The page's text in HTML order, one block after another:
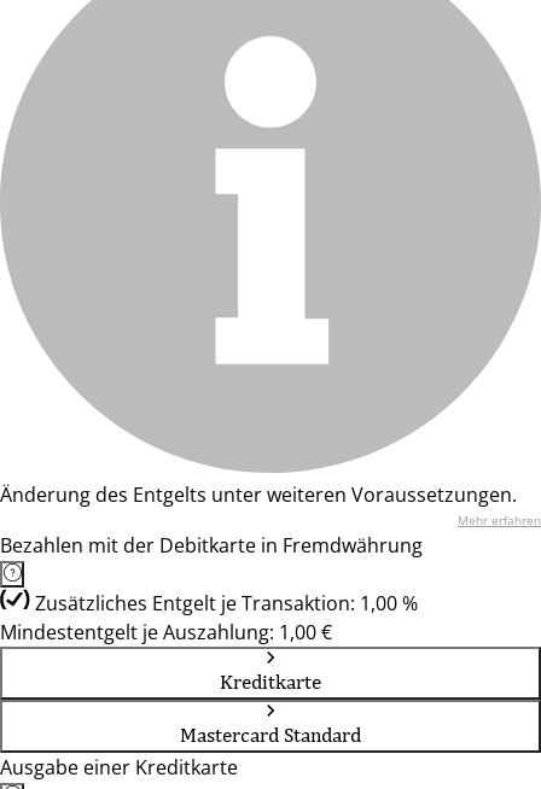
Änderung des Entgelts unter weiteren Voraussetzungen.
Mehr erfahren
Bezahlen mit der Debitkarte in Fremdwährung
Zusätzliches Entgelt je Transaktion: 1,00 %
Mindestentgelt je Auszahlung: 1,00 €
Kreditkarte
Mastercard Standard
Ausgabe einer Kreditkarte